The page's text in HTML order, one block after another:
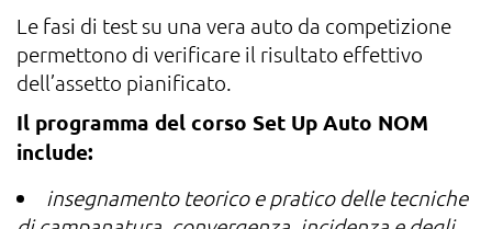
Le fasi di test su una vera auto da competizione
permettono di verificare il risultato effettivo
dell’assetto pianificato.
Il programma del corso Set Up Auto NOM
include:
insegnamento teorico e pratico delle tecniche